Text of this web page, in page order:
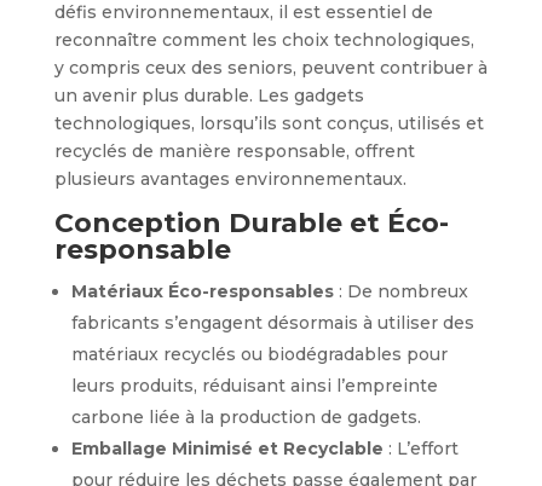
défis environnementaux, il est essentiel de
reconnaître comment les choix technologiques,
y compris ceux des seniors, peuvent contribuer à
un avenir plus durable. Les gadgets
technologiques, lorsqu’ils sont conçus, utilisés et
recyclés de manière responsable, offrent
plusieurs avantages environnementaux.
Conception Durable et Éco-
responsable
Matériaux Éco-responsables: De nombreux
fabricants s’engagent désormais à utiliser des
matériaux recyclés ou biodégradables pour
leurs produits, réduisant ainsi l’empreinte
carbone liée à la production de gadgets.
Emballage Minimisé et Recyclable : L’effort
pour réduire les déchets passe également par